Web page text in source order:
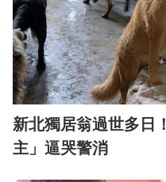
新北獨居翁過世多日
主」逼哭警消